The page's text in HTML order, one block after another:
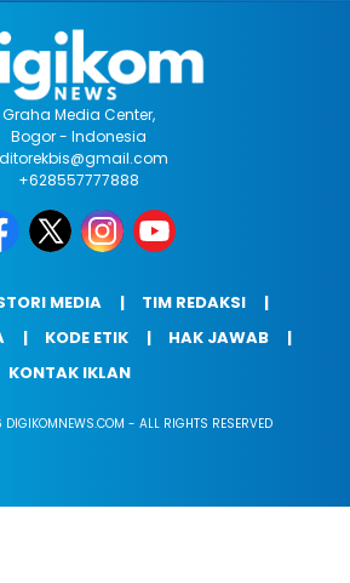
Graha Media Center,
Bogor - Indonesia
+628557777888
MEDIA
TIM REDAKSI
KODE ETIK
HAK JAWAB
KONTAK IKLAN
- ALL RIGHTS RESERVED